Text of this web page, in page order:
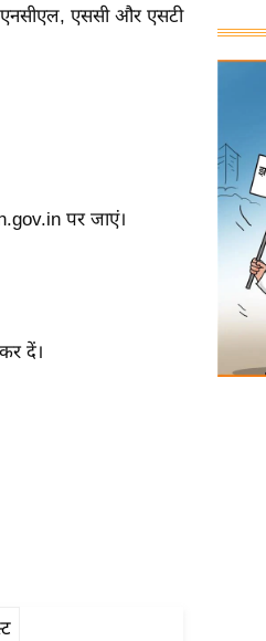
एनसीएल, एससी और एसटी
पर जाएं।
दें।